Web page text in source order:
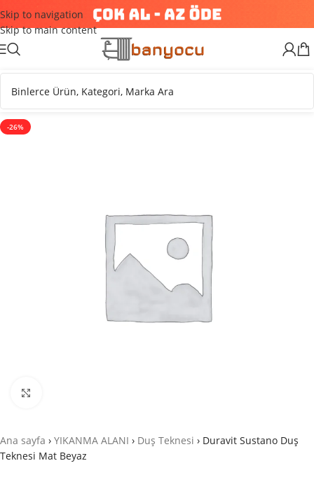
Skip to navigation
Skip to main content
-26%
Ana sayfa › YIKANMA ALANI › Duş Teknesi › Duravit Sustano Duş
Teknesi Mat Beyaz